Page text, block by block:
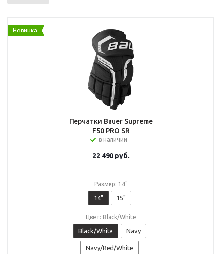
Новинка
Перчатки Bauer Supreme
F50 PRO SR
в наличии
22 490руб.
Размер: 14"
14" 15"
Цвет: Black/White
Black/White Navy
Navy/Red/White